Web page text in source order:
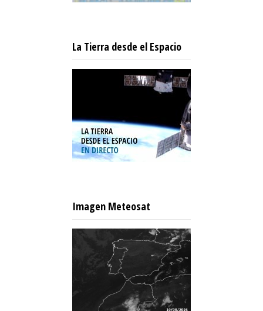
La Tierra desde el Espacio
Imagen Meteosat